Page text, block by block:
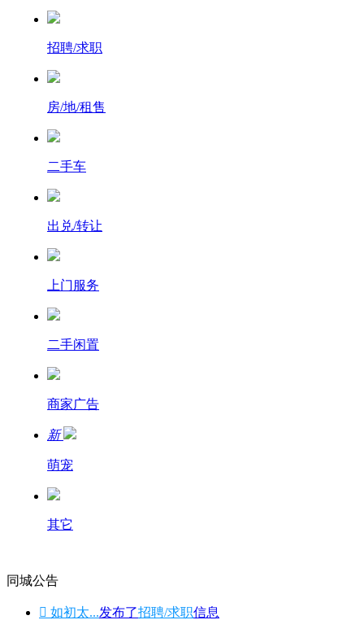
招聘/求职
房/地/租售
二手车
出兑/转让
上门服务
二手闲置
商家广告
新
萌宠
其它
同城公告
 如初太...发布了招聘/求职信息